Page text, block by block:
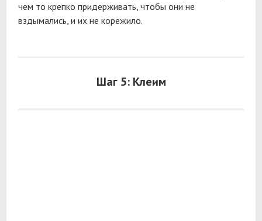
чем то крепко придерживать, чтобы они не
вздымались, и их не корежило.
Шаг 5: Клеим